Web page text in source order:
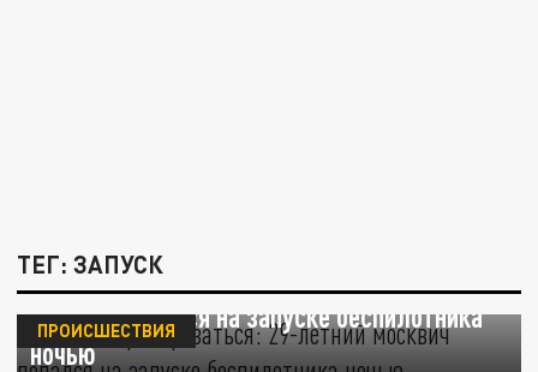
ТЕГ: ЗАПУСК
"Хотел потренироваться": 29-летний
москвич попался на запуске беспилотника
ночью
ПРОИСШЕСТВИЯ